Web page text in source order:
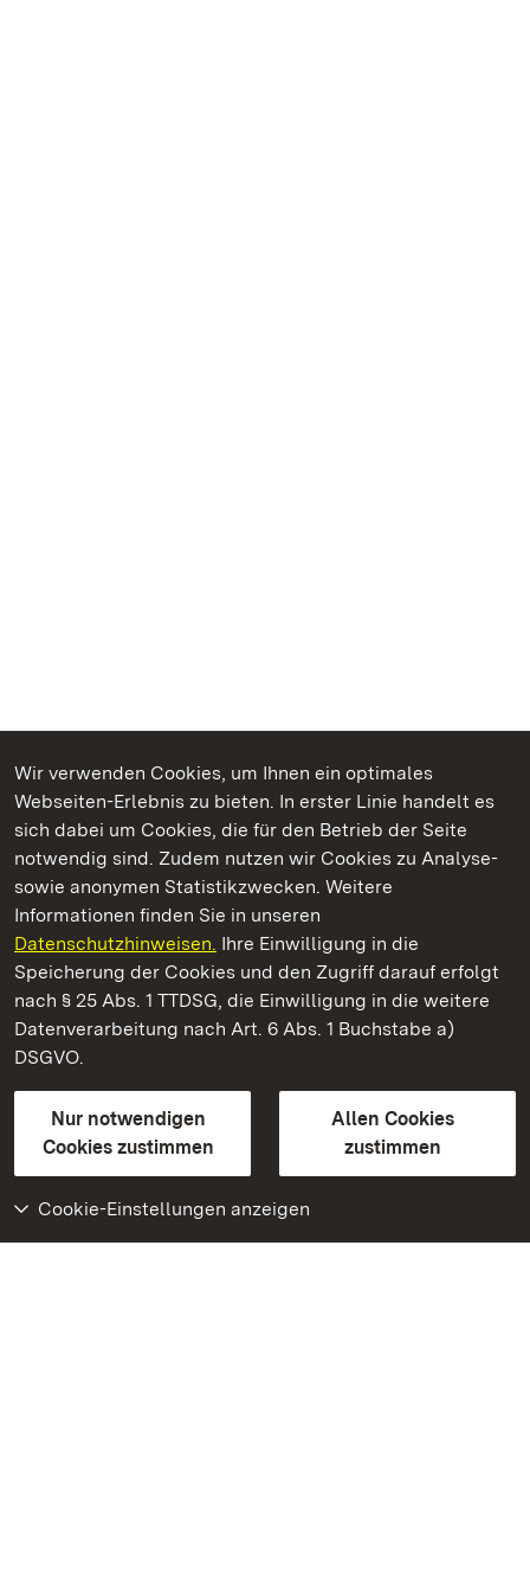
Wir verwenden Cookies, um Ihnen ein optimales
Webseiten-Erlebnis zu bieten. In erster Linie handelt es
sich dabei um Cookies, die für den Betrieb der Seite
notwendig sind. Zudem nutzen wir Cookies zu Analyse-
sowie anonymen Statistikzwecken. Weitere
Informationen finden Sie in unseren
Datenschutzhinweisen. Ihre Einwilligung in die
Speicherung der Cookies und den Zugriff darauf erfolgt
nach § 25 Abs. 1 TTDSG, die Einwilligung in die weitere
Datenverarbeitung nach Art. 6 Abs. 1 Buchstabe a)
DSGVO.
Nur notwendigen
Cookies zustimmen
Allen Cookies
zustimmen
Cookie-Einstellungen anzeigen
Kommen. Staunen. Genießen.
Staatliche Schlösser und Gärten Baden‑Württemberg
Staatliche Schlösser und Gärten Baden-Württemberg
Kontakt
GebärdenspracheLeichte Sprache
Erklärung zur Barrierefreiheit
BITV-konform (geprüfte Seiten)
Weiteres